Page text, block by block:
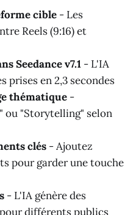
cible - Les
Reels (9:16) et
Seedance v7.1 - L'IA
prises en 2,3 secondes
thématique -
ou "Storytelling" selon
clés - Ajoutez
pour garder une touche
- L'IA génère des
différents publics